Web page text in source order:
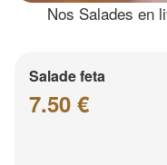
Nos Salades en
Salade feta
7.50 €